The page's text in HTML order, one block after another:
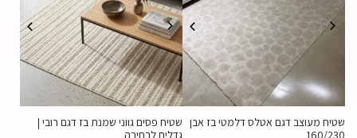
שטיח מעוצב דגם אטלס דלמטי בז אבן
160/230
שטיח פסים גווני שמנת בז דגם רובי |
גדלים לבחירה